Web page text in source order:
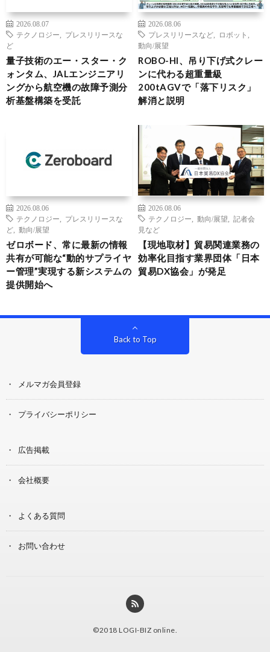
2026.08.07
テクノロジー
プレスリリースな
ど
量子技術のエー・スター・ク
ォンタム、JALエンジニアリ
ングから航空機の故障予測分
析基盤構築を受託
2026.08.06
プレスリリースなど
ロボット
動向/展望
ROBO-HI、吊り下げ式クレー
ンに代わる超重量級
200tAGVで「落下リスク」
解消と説明
2026.08.06
テクノロジー
プレスリリースな
ど
動向/展望
ゼロボード、常に最新の情報
共有が可能な“動的サプライヤ
ー管理”実現する新システムの
提供開始へ
2026.08.06
テクノロジー
動向/展望
記者会
見など
【現地取材】貿易関連業務の
効率化目指す業界団体「日本
貿易DX協会」が発足
Back to Top
メルマガ会員登録
プライバシーポリシー
広告掲載
会社概要
よくある質問
お問い合わせ
©2018 LOGI-BIZ online